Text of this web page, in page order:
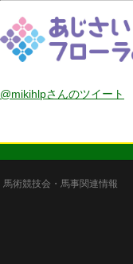
@mikihlpさんのツイート
馬術競技会・馬事関連情報